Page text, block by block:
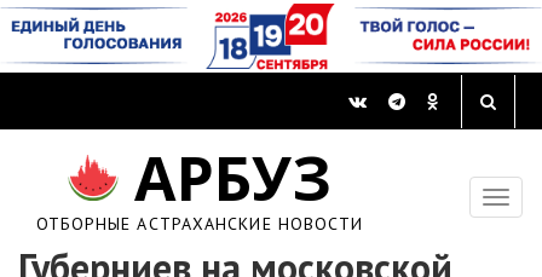
АРБУЗ
ОТБОРНЫЕ АСТРАХАНСКИЕ НОВОСТИ